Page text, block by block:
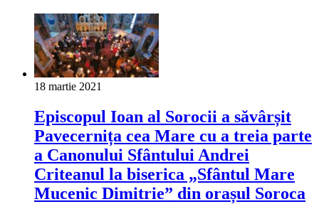
18 martie 2021
Episcopul Ioan al Sorocii a săvârșit
Pavecernița cea Mare cu a treia parte
a Canonului Sfântului Andrei
Criteanul la biserica „Sfântul Mare
Mucenic Dimitrie” din orașul Soroca